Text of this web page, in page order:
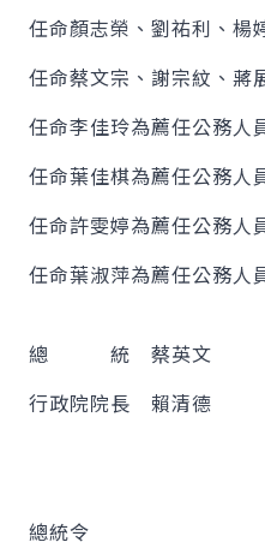
任命顏志榮、劉祐利、楊
任命蔡文宗、謝宗紋、蔣
任命李佳玲為薦任公務人
任命葉佳棋為薦任公務人
任命許雯婷為薦任公務人
任命葉淑萍為薦任公務人
總 統 蔡英文
行政院院長 賴清德
總統令